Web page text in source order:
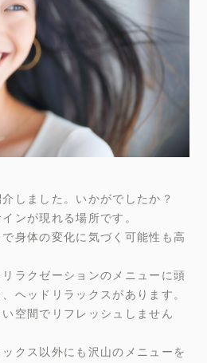
しました。いかがでしたか？
ンが現れる場所です。
身体の変化に気づく可能性も高
ラクゼーションのメニューに頭
ヘッドリラックスがあります。
空間でリフレッシュしません
クス以外にも沢山のメニューを